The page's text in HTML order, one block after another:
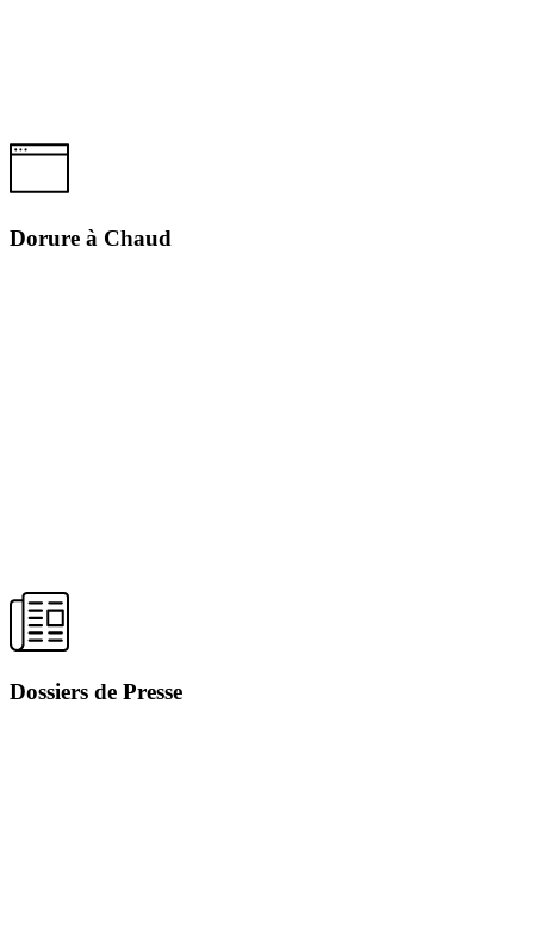
Dorure à Chaud
Dossiers de Presse